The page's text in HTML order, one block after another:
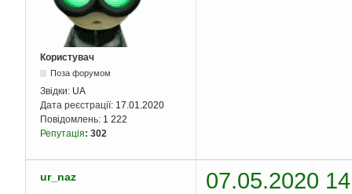
Користувач
Поза форумом
Звідки: UA
Дата реєстрації: 17.01.2020
Повідомлень: 1 222
Репутація: 302
ur_naz 07.05.2020